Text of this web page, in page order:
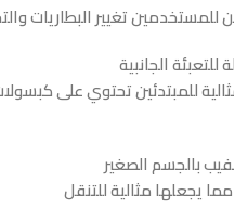
تغيير البطاريات
للمبتدئين تحتوي على كبسولات
يجعلها مثالية للتنقل